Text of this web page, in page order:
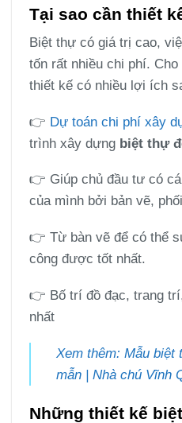
Tại sao cần thiết
Biệt thự có giá trị cao,
tốn rất nhiều chi phí.
thiết kế có nhiều lợi ích
👉 Dự toán chi phí xây
trình xây dựng biệt thự
👉 Giúp chủ đầu tư có
của mình bởi bản vẽ,
👉 Từ bàn vẽ để có thể
công được tốt nhất.
👉 Bố trí đồ đạc, trang
nhất
Xem thêm: Mẫu biệt
mẫn | Nhà chú Vĩnh
Những thiết kế